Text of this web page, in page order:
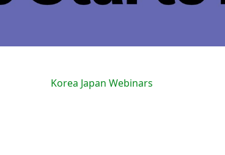
Korea Japan Webinars